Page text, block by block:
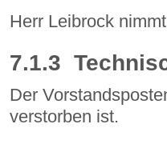
Herr Leibrock
7.1.3
Der
verstorben ist.